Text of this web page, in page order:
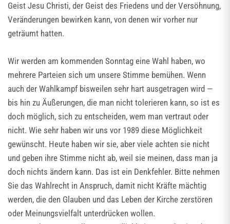
Geist Jesu Christi, der Geist des Friedens und der Versöhnung,
Veränderungen bewirken kann, von denen wir vorher nur
geträumt hatten.
Wir werden am kommenden Sonntag eine Wahl haben, wo
mehrere Parteien sich um unsere Stimme bemühen. Wenn
auch der Wahlkampf bisweilen sehr hart ausgetragen wird —
bis hin zu Äußerungen, die man nicht tolerieren kann, so ist es
doch möglich, sich zu entscheiden, wem man vertraut oder
nicht. Wie sehr haben wir uns vor 1989 diese Möglichkeit
gewünscht. Heute haben wir sie, aber viele achten sie nicht
und geben ihre Stimme nicht ab, weil sie meinen, dass man ja
doch nichts ändern kann. Das ist ein Denkfehler. Bitte nehmen
Sie das Wahlrecht in Anspruch, damit nicht Kräfte mächtig
werden, die den Glauben und das Leben der Kirche zerstören
oder Meinungsvielfalt unterdrücken wollen.